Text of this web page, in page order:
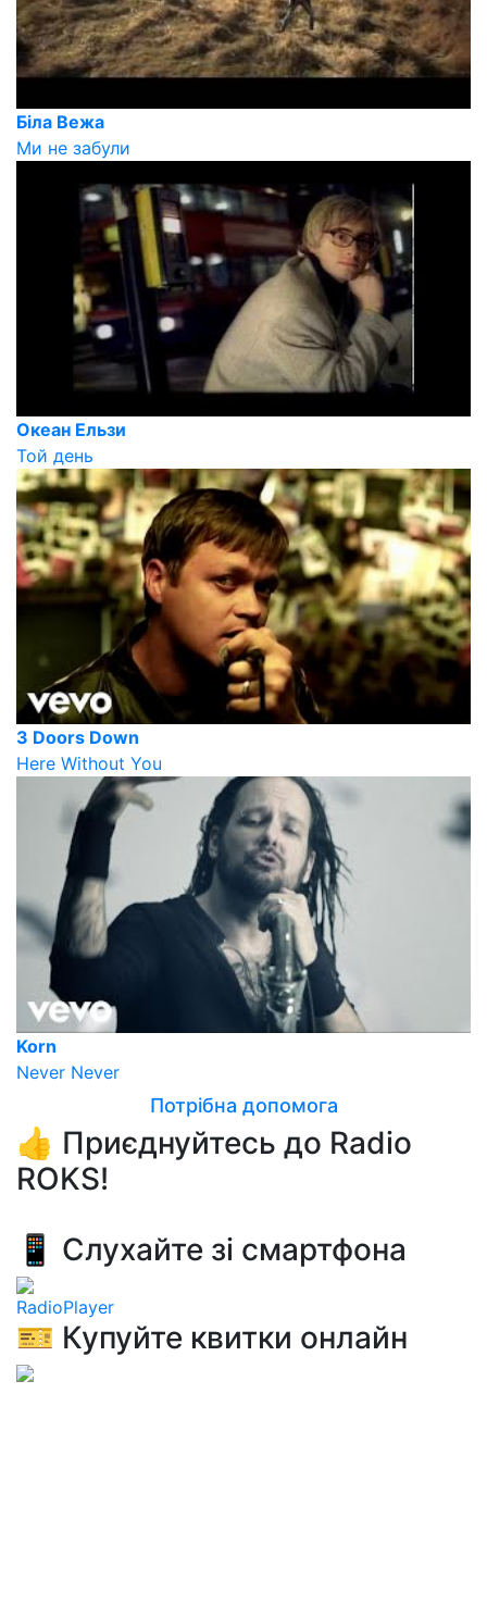
Біла Вежа
Ми не забули
Океан Ельзи
Той день
3 Doors Down
Here Without You
Korn
Never Never
Потрібна допомога
👍 Приєднуйтесь до Radio
ROKS!
📱 Слухайте зі смартфона
RadioPlayer
🎫 Купуйте квитки онлайн